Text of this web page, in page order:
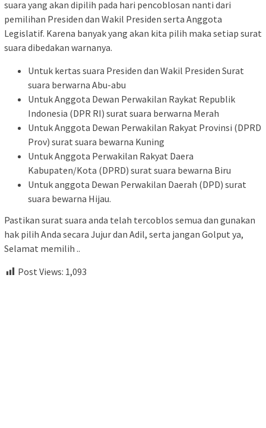
suara yang akan dipilih pada hari pencoblosan nanti dari
pemilihan Presiden dan Wakil Presiden serta Anggota
Legislatif. Karena banyak yang akan kita pilih maka setiap surat
suara dibedakan warnanya.
Untuk kertas suara Presiden dan Wakil Presiden Surat
suara berwarna Abu-abu
Untuk Anggota Dewan Perwakilan Raykat Republik
Indonesia (DPR RI) surat suara berwarna Merah
Untuk Anggota Dewan Perwakilan Rakyat Provinsi (DPRD
Prov) surat suara bewarna Kuning
Untuk Anggota Perwakilan Rakyat Daera
Kabupaten/Kota (DPRD) surat suara bewarna Biru
Untuk anggota Dewan Perwakilan Daerah (DPD) surat
suara bewarna Hijau.
Pastikan surat suara anda telah tercoblos semua dan gunakan
hak pilih Anda secara Jujur dan Adil, serta jangan Golput ya,
Selamat memilih ..
Post Views: 1,093